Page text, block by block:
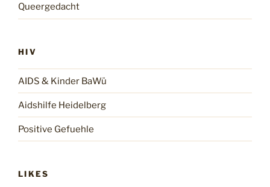
Queergedacht
HIV
AIDS & Kinder BaWü
Aidshilfe Heidelberg
Positive Gefuehle
LIKES